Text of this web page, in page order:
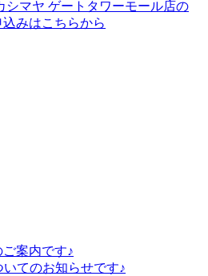
シマヤ ゲートタワーモール店の
みはこちらから
案内です♪
てのお知らせです♪